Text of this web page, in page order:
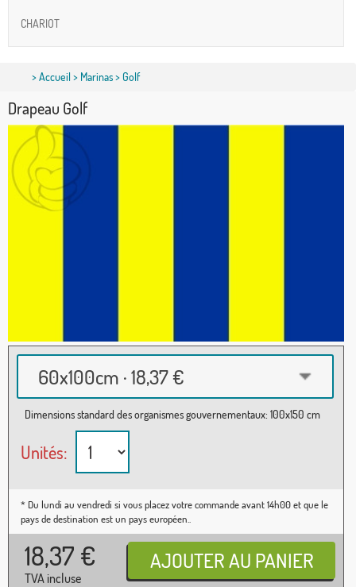
CHARIOT
>Accueil> Marinas> Golf
Drapeau Golf
60x100cm · 18,37 €
Dimensions standard des organismes gouvernementaux: 100x150 cm
Unités:
* Du lundi au vendredi si vous placez votre commande avant 14h00 et que le
pays de destination est un pays européen..
18,37 €
TVA incluse